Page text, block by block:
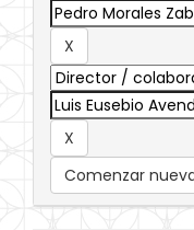
Comenzar